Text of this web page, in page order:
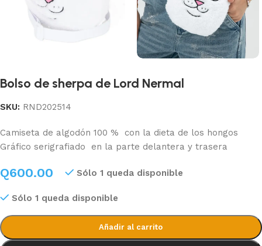
Bolso de sherpa de Lord Nermal
SKU: RND202514
Camiseta de algodón 100 %
con la dieta de los hongos
Gráfico serigrafiado
en la parte delantera y trasera
Q600.00 Sólo 1 queda disponible
Sólo 1 queda disponible
Añadir al carrito